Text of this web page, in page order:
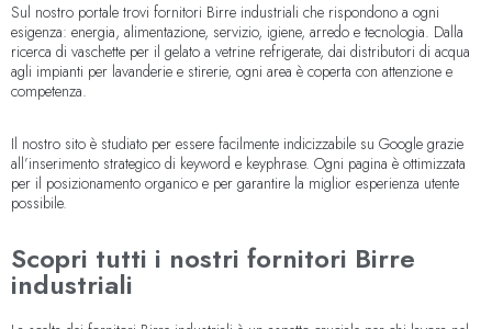
Sul nostro portale trovi fornitori Birre industriali che rispondono a ogni
esigenza: energia, alimentazione, servizio, igiene, arredo e tecnologia. Dalla
ricerca di vaschette per il gelato a vetrine refrigerate, dai distributori di acqua
agli impianti per lavanderie e stirerie, ogni area è coperta con attenzione e
competenza.
Il nostro sito è studiato per essere facilmente indicizzabile su Google grazie
all’inserimento strategico di keyword e keyphrase. Ogni pagina è ottimizzata
per il posizionamento organico e per garantire la miglior esperienza utente
possibile.
Scopri tutti i nostri fornitori Birre
industriali